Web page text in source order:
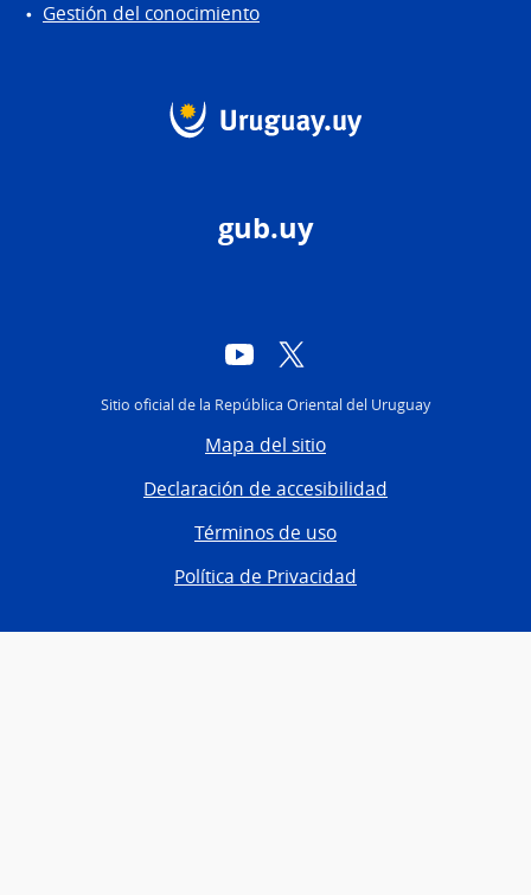
Gestión del conocimiento
gub.uy
YouTube
Sitio oficial de la República Oriental del Uruguay
Mapa del sitio
Declaración de accesibilidad
Términos de uso
Política de Privacidad